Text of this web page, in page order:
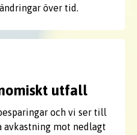
över tid.
utfall
och vi ser till
mot nedlagt